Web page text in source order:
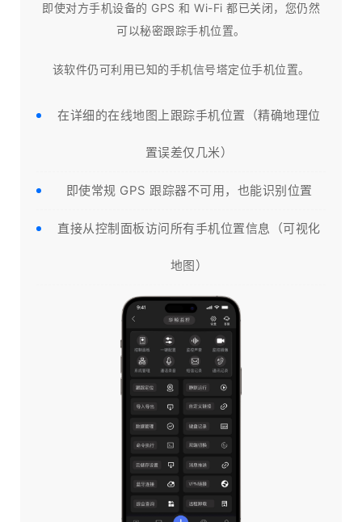
即使对方手机设备的 GPS 和 Wi-Fi 都已关闭，您仍然
可以秘密跟踪手机位置。
该软件仍可利用已知的手机信号塔定位手机位置。
在详细的在线地图上跟踪手机位置（精确地理位
置误差仅几米）
即使常规 GPS 跟踪器不可用，也能识别位置
直接从控制面板访问所有手机位置信息（可视化
地图）